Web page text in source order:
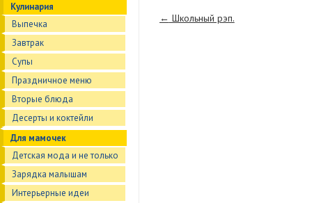
Кулинария
Выпечка
Завтрак
Супы
Праздничное меню
Вторые блюда
Десерты и коктейли
Для мамочек
Детская мода и не только
Зарядка малышам
Интерьерные идеи
Страницы
← Школьный рэп.